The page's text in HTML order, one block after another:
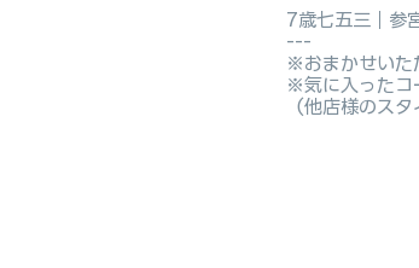
7歳七五三｜参
---
※おまかせいた
※気に入ったコ
（他店様のス